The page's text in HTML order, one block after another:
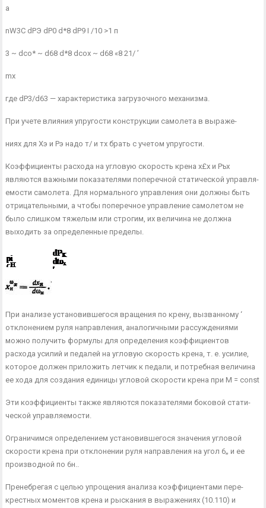
а
nW3C dPЭ dP0 d*8 dP9 I /10 >1 п
3 ~ dco* ~ d68 d*8 dcox ~ d68 «8 21/ ’
mx
где dP3/d63 — характеристика загрузочного механизма.
При учете влияния упругости конструкции самолета в выраже-
ниях для Хэ и Рэ надо т/ и тх брать с учетом упругости.
Коэффициенты расхода на угловую скорость крена х£х и Ръх
являются важными показателями поперечной статической управля­
емости самолета. Для нормального управления они должны быть
отрицательными, а чтобы поперечное управление самолетом не
было слишком тяжелым или строгим, их величина не должна
выходить за определенные пределы.
При анализе установившегося вращения по крену, вызванному ‘
отклонением руля направления, аналогичными рассуждениями
можно получить формулы для определения коэффициентов
расхода усилий и педалей на угловую скорость крена, т. е. усилие,
которое должен приложить летчик к педали, и потребная величина
ее хода для созда­ния единицы угловой скорости крена при М = const
Эти коэффициенты также являются показателями боковой стати­
ческой управляемости.
Ограничимся определением установившегося значения угловой
скорости крена при отклонении руля направления на угол 6„ и ее
производной по 6н..
Пренебрегая с целью упрощения анализа коэффициентами пере­
крестных моментов крена и рыскания в выражениях (10.110) и